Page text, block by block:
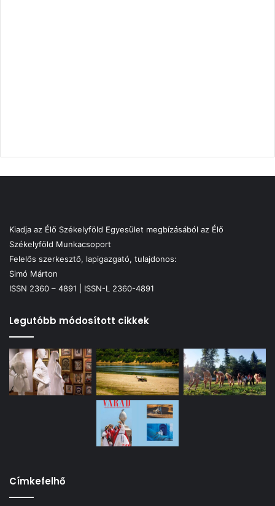
Kiadja az Élő Székelyföld Egyesület megbízásából az Élő
Székelyföld Munkacsoport
Felelős szerkesztő, lapigazgató, tulajdonos:
Simó Márton
ISSN 2360 – 4891 | ISSN-L 2360-4891
Legutóbb módosított cikkek
Címkefelhő